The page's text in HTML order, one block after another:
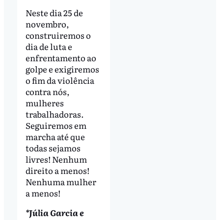
Neste dia 25 de
novembro,
construiremos o
dia de luta e
enfrentamento ao
golpe e exigiremos
o fim da violência
contra nós,
mulheres
trabalhadoras.
Seguiremos em
marcha até que
todas sejamos
livres! Nenhum
direito a menos!
Nenhuma mulher
a menos!
*Júlia Garcia e